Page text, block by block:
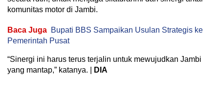
komunitas motor di Jambi.
Baca Juga Bupati BBS Sampaikan Usulan Strategis ke
Pemerintah Pusat
“Sinergi ini harus terus terjalin untuk mewujudkan Jambi
yang mantap,” katanya. |
DIA